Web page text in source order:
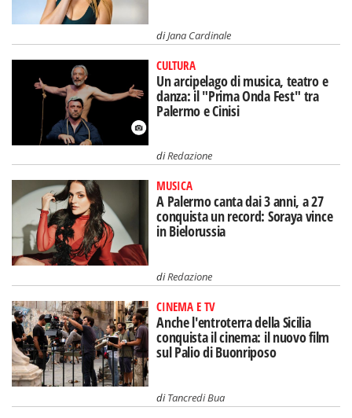
diJana Cardinale
CULTURA
Un arcipelago di musica, teatro e
danza: il "Prima Onda Fest" tra
Palermo e Cinisi
diRedazione
MUSICA
A Palermo canta dai 3 anni, a 27
conquista un record: Soraya vince
in Bielorussia
diRedazione
CINEMA E TV
Anche l'entroterra della Sicilia
conquista il cinema: il nuovo film
sul Palio di Buonriposo
diTancredi Bua